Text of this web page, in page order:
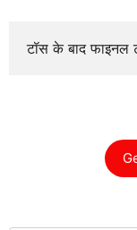
टॉस के बाद